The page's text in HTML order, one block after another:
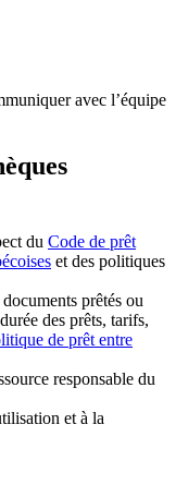
avec l’équipe
du Code de prêt
et des politiques
prêtés ou
des prêts, tarifs,
de prêt entre
responsable du
et à la